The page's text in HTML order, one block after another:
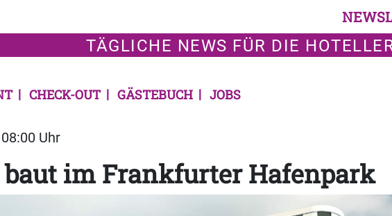
TÄGLICHE NEWS FÜR DIE
CHECK-OUT GÄSTEBUCH JOBS
Uhr
baut im Frankfurter Hafenpark